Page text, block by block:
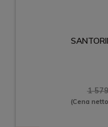
1
(Cena